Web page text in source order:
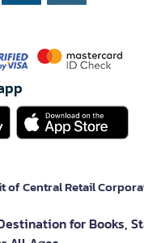
of Central Retail
for Books,